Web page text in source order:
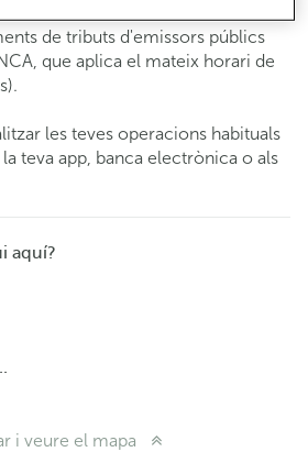
de tributs d'emissors públics
que aplica el mateix horari de
les teves operacions habituals
teva app, banca electrònica o als
aquí?
i veure el mapa